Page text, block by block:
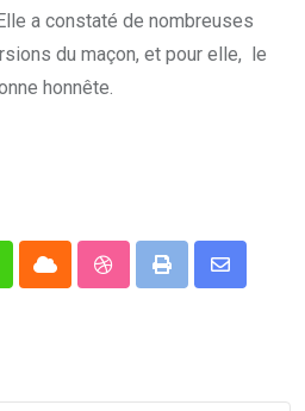
a constaté de nombreuses
du maçon, et pour elle, le
honnête.
Cloud StumbleUpon
Print
Share